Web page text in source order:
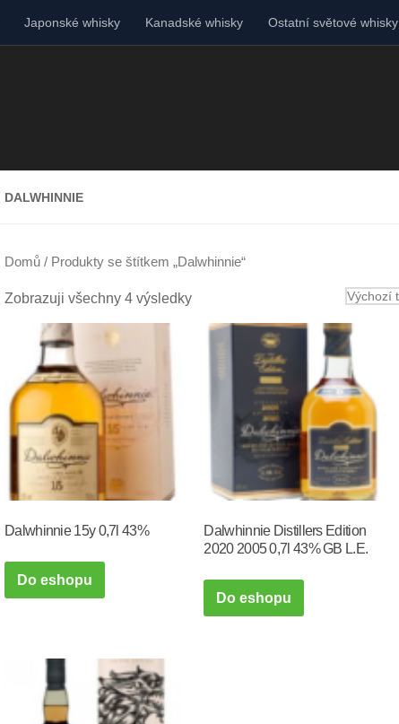
Japonské whisky Kanadské whisky Ostatní světové whisky
DALWHINNIE
Domů / Produkty se štítkem „Dalwhinnie“
Zobrazuji všechny 4 výsledky
Dalwhinnie 15y 0,7l 43%
Do eshopu
Dalwhinnie Distillers Edition
2020 2005 0,7l 43% GB L.E.
Do eshopu